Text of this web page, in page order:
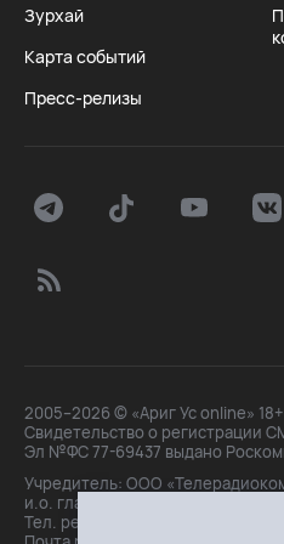
Зурхай
Карта событий
Пресс-релизы
2005–2026 © «Ариг Ус online» 18+
Свидетельство о регистрации
Эл №ФС 77-69437 выдано
Учредитель: ООО
и.о. главного редактора:
Тел. peдakции: +7(3012)21-30-14,